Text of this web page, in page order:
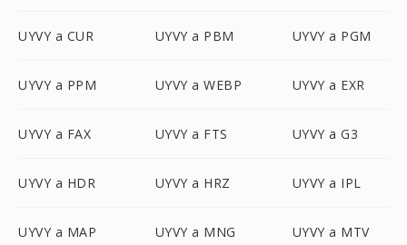
UYVY a CUR UYVY a PBM UYVY a PGM
UYVY a PPM UYVY a WEBP UYVY a EXR
UYVY a FAX UYVY a FTS UYVY a G3
UYVY a HDR UYVY a HRZ UYVY a IPL
UYVY a MAP UYVY a MNG UYVY a MTV